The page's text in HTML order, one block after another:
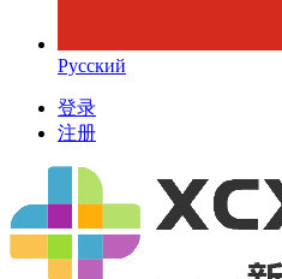
Русский
登录
注册